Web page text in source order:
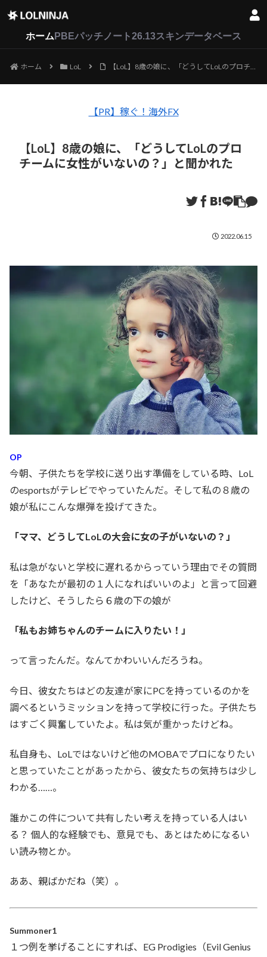
ホーム PBEパッチノート26.13スキンデータベース
ホーム LoL 【LoL】8歳の娘に、「どうしてLoLのプロチームに女性がいないの？」と聞かれた
【PR】稼ぐ！海外FX
【LoL】8歳の娘に、「どうしてLoLのプロ
チームに女性がいないの？」と聞かれた
2022.06.15
OP
今朝、子供たちを学校に送り出す準備をしている時、LoL
のesportsがテレビでやっていたんだ。そして私の８歳の
娘が私にこんな爆弾を投げてきた。
「ママ、どうしてLoLの大会に女の子がいないの？」
私は急がないと学校に遅れるからっていう理由でその質問
を「あなたが最初の１人になればいいのよ」と言って回避
したけど、そうしたら６歳の下の娘が
「私もお姉ちゃんのチームに入りたい！」
って言ったんだ。なんてかわいいんだろうね。
今日、彼女たちはどの友達が家にPCを持っているのかを
調べるというミッションを持って学校に行った。子供たち
はすごく興奮していたよ。私は気が重かったけどね。
私自身も、LoLではないけど他のMOBAでプロになりたい
と思っていたことがあったから、彼女たちの気持ちは少し
わかる……。
誰かこの件について共有したい考えを持っている人はい
る？ 個人的な経験でも、意見でも、あとはためになるい
い読み物とか。
ああ、親ばかだね（笑）。
Summoner1
１つ例を挙げることにすれば、EG Prodigies（Evil Genius